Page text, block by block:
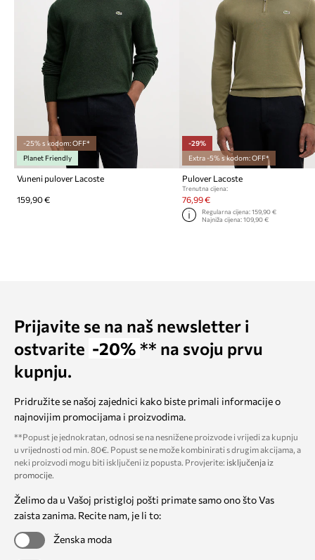
-25% s kodom: OFF*
Planet Friendly
Vuneni pulover Lacoste
159,90 €
-29%
Extra -5% s kodom: OFF*
Pulover Lacoste
Trenutna cijena:
76,99 €
Regularna cijena: 159,90 €
Najniža cijena: 109,90 €
Prijavite se na naš newsletter i
ostvarite -20% ** na svoju prvu
kupnju.
Pridružite se našoj zajednici kako biste primali informacije o
najnovijim promocijama i proizvodima.
**Popust je jednokratan, odnosi se na nesnižene proizvode i vrijedi za kupnju
u vrijednosti od min. 80€. Popust se ne može kombinirati s drugim akcijama, a
neki proizvodi mogu biti isključeni iz popusta. Provjerite: isključenja iz
promocije.
Želimo da u Vašoj pristigloj pošti primate samo ono što Vas
zaista zanima. Recite nam, je li to:
Ženska moda